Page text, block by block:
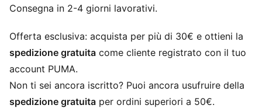
traspirante, per mantenerti asciutto in movimento.
lunghezza per un'ammortizzazione ottimale e una
suola PUMAGRIP per la miglior trazione.
CARATTERISTICHE + VANTAGGI
piedi asciutti e caldi, garantendo al contempo una
traspirabilità ottimale.
Consegna in 2-4 giorni lavorativi.
Offerta esclusiva: acquista per più di 30€ e ottieni la
spedizione gratuita come cliente registrato con il tuo
account PUMA.
Non ti sei ancora iscritto? Puoi ancora usufruire della
spedizione gratuita per ordini superiori a 50€.